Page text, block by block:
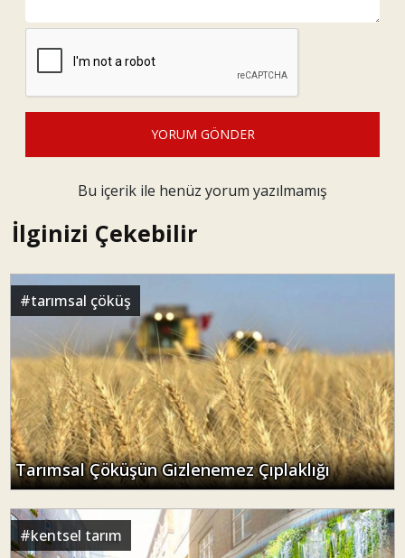
YORUM GÖNDER
Bu içerik ile henüz yorum yazılmamış
İlginizi Çekebilir
#tarımsal çöküş
Tarımsal Çöküşün Gizlenemez Çıplaklığı
#kentsel tarım